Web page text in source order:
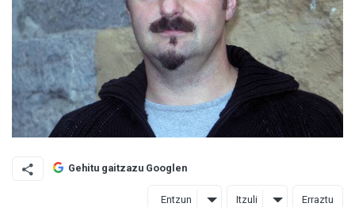
Gehitu gaitzazu Googlen
Entzun Itzuli Erraztu